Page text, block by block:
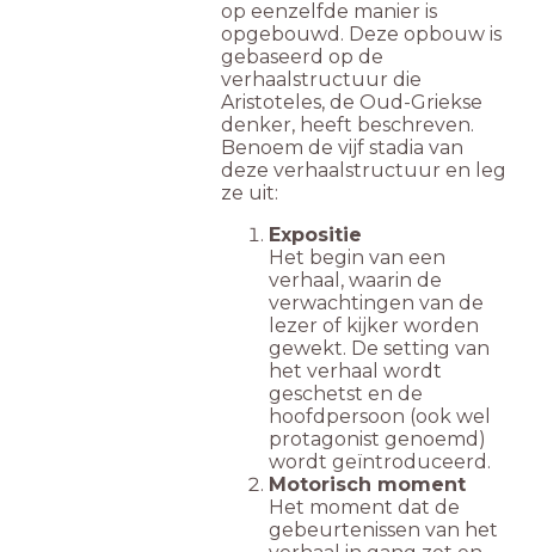
op eenzelfde manier is
opgebouwd. Deze opbouw is
gebaseerd op de
verhaalstructuur die
Aristoteles, de Oud-Griekse
denker, heeft beschreven.
Benoem de vijf stadia van
deze verhaalstructuur en leg
ze uit:
Expositie
Het begin van een
verhaal, waarin de
verwachtingen van de
lezer of kijker worden
gewekt. De setting van
het verhaal wordt
geschetst en de
hoofdpersoon (ook wel
protagonist genoemd)
wordt geïntroduceerd.
Motorisch moment
Het moment dat de
gebeurtenissen van het